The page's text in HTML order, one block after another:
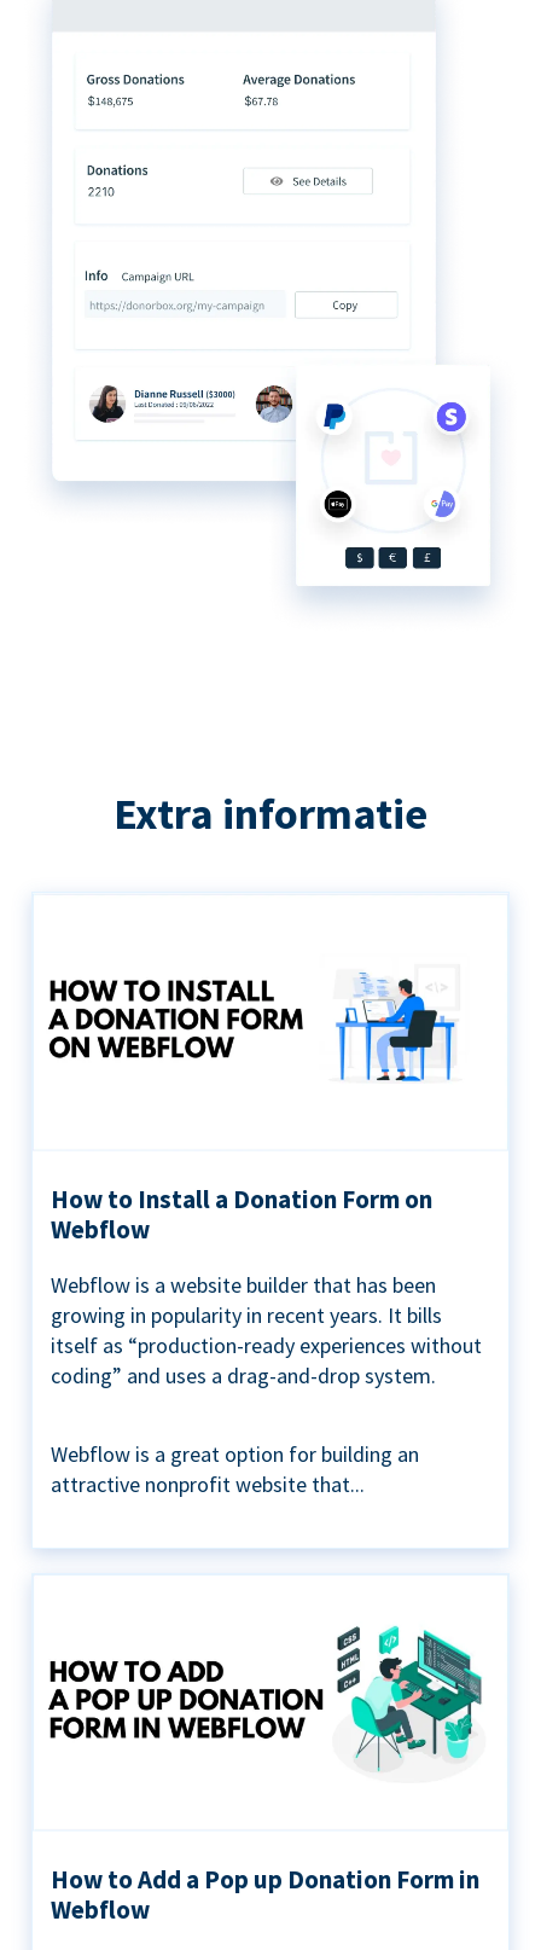
Extra informatie
How to Install a Donation Form on
Webflow
Webflow is a website builder that has been
growing in popularity in recent years. It bills
itself as “production-ready experiences without
coding” and uses a drag-and-drop system.
Webflow is a great option for building an
attractive nonprofit website that...
How to Add a Pop up Donation Form in
Webflow